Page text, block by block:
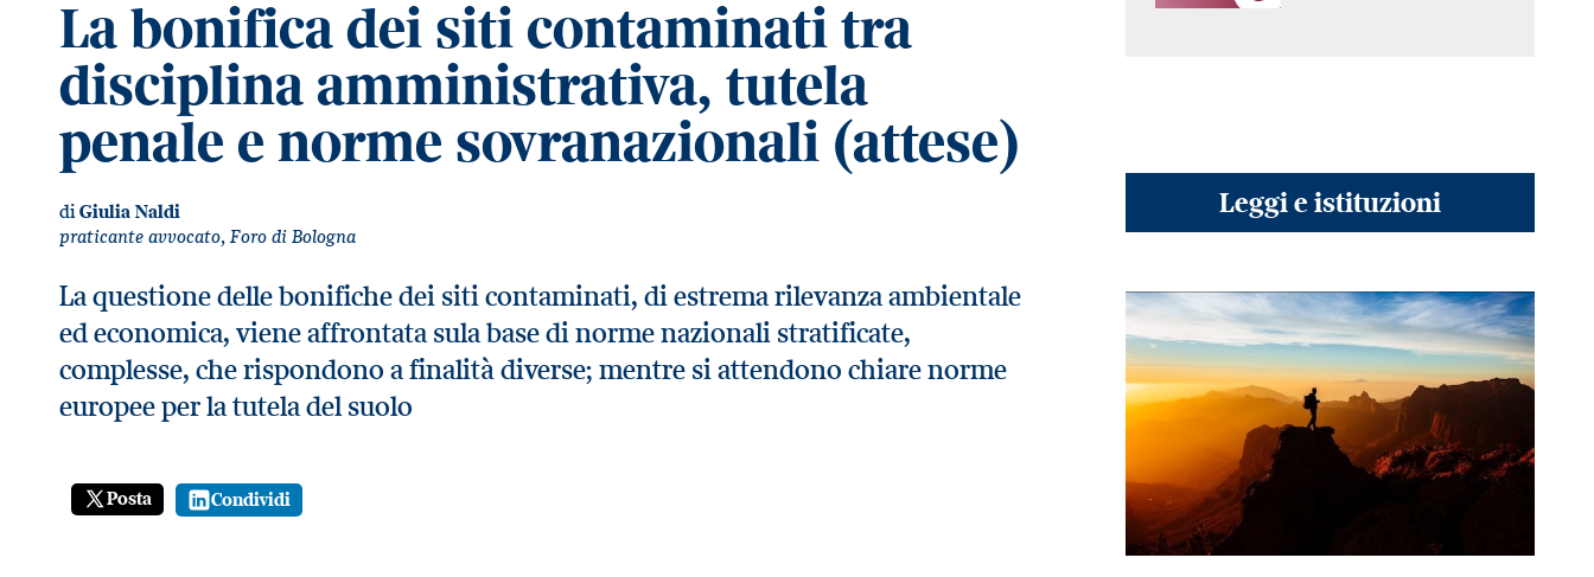
La bonifica dei siti contaminati tra
disciplina amministrativa, tutela
penale e norme sovranazionali (attese)
di Giulia Naldi
praticante avvocato, Foro di Bologna
La questione delle bonifiche dei siti contaminati, di estrema rilevanza ambientale
ed economica, viene affrontata sula base di norme nazionali stratificate,
complesse, che rispondono a finalità diverse; mentre si attendono chiare norme
europee per la tutela del suolo
Posta Condividi
Leggi e istituzioni